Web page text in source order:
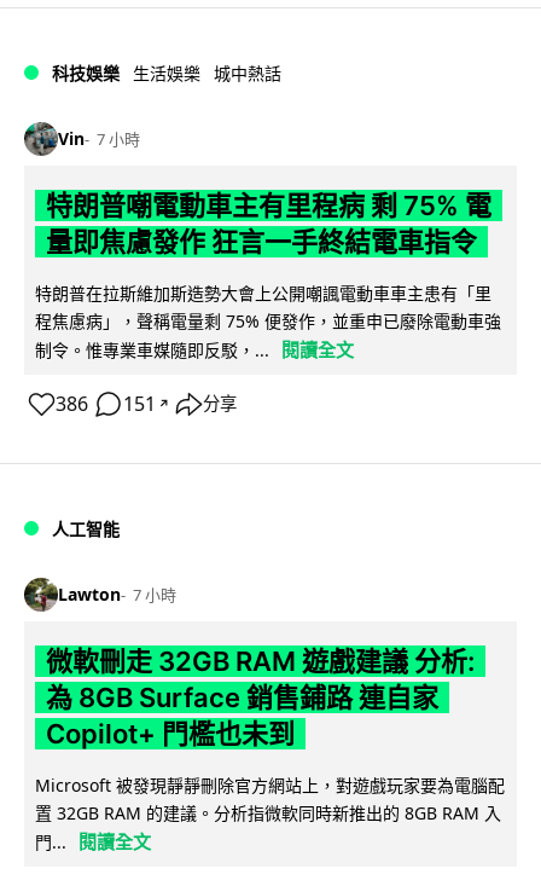
科技娛樂 生活娛樂 城中熱話
Vin 7 小時
特朗普嘲電動車主有里程病 剩 75% 電
量即焦慮發作 狂言一手終結電車指令
特朗普在拉斯維加斯造勢大會上公開嘲諷電動車車主患有「里
程焦慮病」，聲稱電量剩 75% 便發作，並重申已廢除電動車強
制令。惟專業車媒隨即反駁，...
閱讀全文
386 151 ↗ 分享
人工智能
Lawton 7 小時
微軟刪走 32GB RAM 遊戲建議 分析:
為 8GB Surface 銷售鋪路 連自家
Copilot+ 門檻也未到
Microsoft 被發現靜靜刪除官方網站上，對遊戲玩家要為電腦配
置 32GB RAM 的建議。分析指微軟同時新推出的 8GB RAM 入
門...
閱讀全文